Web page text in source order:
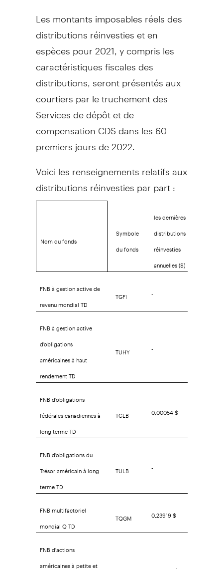
Les montants imposables réels des
distributions réinvesties et en
espèces pour 2021, y compris les
caractéristiques fiscales des
distributions, seront présentés aux
courtiers par le truchement des
Services de dépôt et de
compensation CDS dans les 60
premiers jours de 2022.
Voici les renseignements relatifs aux
distributions réinvesties par part :
Nom du fonds
Symbole
du fonds
les dernières
distributions
réinvesties
annuelles ($)
FNB à gestion active de
revenu mondial TD
TGFI -
FNB à gestion active
d'obligations
américaines à haut
rendement TD
TUHY -
FNB d'obligations
fédérales canadiennes à
long terme TD
TCLB 0,00054 $
FNB d'obligations du
Trésor américain à long
terme TD
TULB -
FNB multifactoriel
mondial Q TD
TQGM 0,23919 $
FNB d'actions
américaines à petite et